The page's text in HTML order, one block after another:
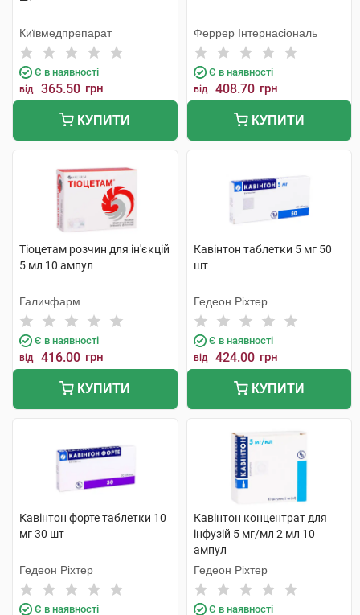
Київмедпрепарат
Є в наявності
від 365.50 грн
КУПИТИ
Феррер Інтернасіональ
Є в наявності
від 408.70 грн
КУПИТИ
Тіоцетам розчин для ін'єкцій
5 мл 10 ампул
Галичфарм
Є в наявності
від 416.00 грн
КУПИТИ
Кавінтон таблетки 5 мг 50
шт
Гедеон Ріхтер
Є в наявності
від 424.00 грн
КУПИТИ
Кавінтон форте таблетки 10
мг 30 шт
Гедеон Ріхтер
Є в наявності
Кавінтон концентрат для
інфузій 5 мг/мл 2 мл 10
ампул
Гедеон Ріхтер
Є в наявності